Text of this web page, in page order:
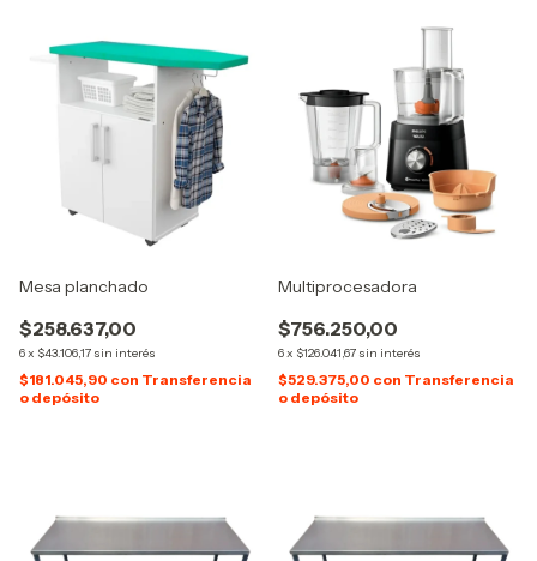
Mesa planchado
$258.637,00
6x $43.106,17 sin interés
$181.045,90 con Transferencia
o depósito
Multiprocesadora
$756.250,00
6x $126.041,67 sin interés
$529.375,00 con Transferencia
o depósito